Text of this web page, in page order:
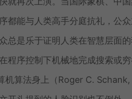
都能与人类高手分庭抗礼，公
总是乐于证明人类在智慧层面
程序控制下机械地完成搜索或
机算法身上（Roger C.